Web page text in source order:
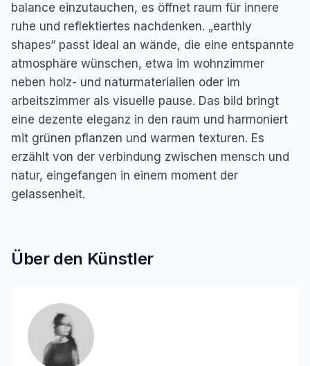
balance einzutauchen, es öffnet raum für innere
ruhe und reflektiertes nachdenken. „earthly
shapes“ passt ideal an wände, die eine entspannte
atmosphäre wünschen, etwa im wohnzimmer
neben holz- und naturmaterialien oder im
arbeitszimmer als visuelle pause. Das bild bringt
eine dezente eleganz in den raum und harmoniert
mit grünen pflanzen und warmen texturen. Es
erzählt von der verbindung zwischen mensch und
natur, eingefangen in einem moment der
gelassenheit.
Über den Künstler